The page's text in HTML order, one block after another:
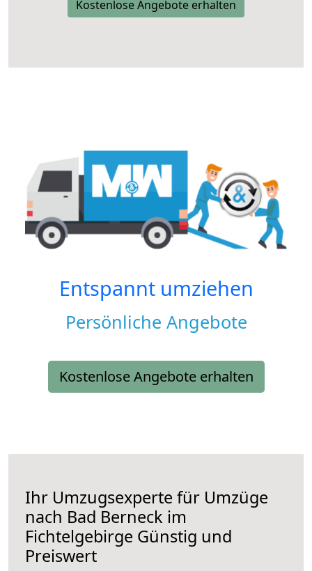
Kostenlose Angebote erhalten
Entspannt umziehen
Persönliche Angebote
Kostenlose Angebote erhalten
Ihr Umzugsexperte für Umzüge
nach Bad Berneck im
Fichtelgebirge Günstig und
Preiswert